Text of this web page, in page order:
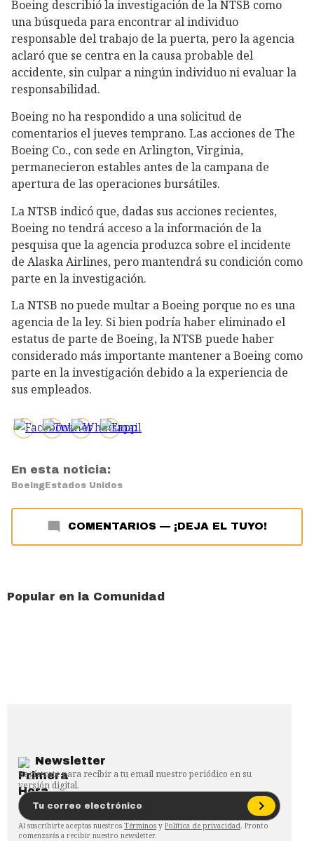
Boeing describió la investigación de la NTSB como
una búsqueda para encontrar al individuo
responsable del trabajo de la puerta, pero la agencia
aclaró que se centra en la causa probable del
accidente, sin culpar a ningún individuo ni evaluar la
responsabilidad.
Boeing no ha respondido a una solicitud de
comentarios el jueves temprano. Las acciones de The
Boeing Co., con sede en Arlington, Virginia,
permanecieron estables antes de la campana de
apertura de las operaciones bursátiles.
La NTSB indicó que, dadas sus acciones recientes,
Boeing no tendrá acceso a la información de la
pesquisa que la agencia produzca sobre el incidente
de Alaska Airlines, pero mantendrá su condición como
parte en la investigación.
La NTSB no puede multar a Boeing porque no es una
agencia de la ley. Si bien podría haber eliminado el
estatus de parte de Boeing, la NTSB puede haber
considerado más importante mantener a Boeing como
parte en la investigación debido a la experiencia de
sus empleados.
En esta noticia:
Boeing Estados Unidos
COMENTARIOS — ¡DEJA EL TUYO!
Popular en la Comunidad
Newsletter
Regístrate para recibir a tu email nuestro periódico en su
versión digital.
Al suscribirte aceptas nuestros Términos y Política de privacidad. Pronto
comenzarás a recibir nuestro newsletter.